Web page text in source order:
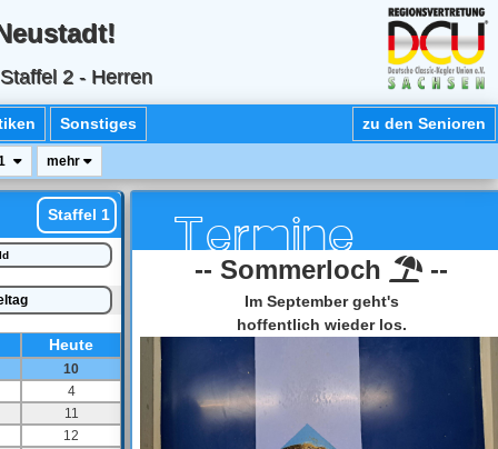
2 - Herren
Sonstiges zu den Senioren
mehr
Staffel 1
Heute
10
4
11
12
-- Sommerloch --
Im September geht's
hoffentlich wieder los.